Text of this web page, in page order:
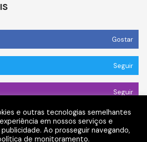
Gostar
Seguir
Seguir
Conectar
e outras tecnologias semelhantes
em nossos serviços e
Ao prosseguir navegando,
de monitoramento.